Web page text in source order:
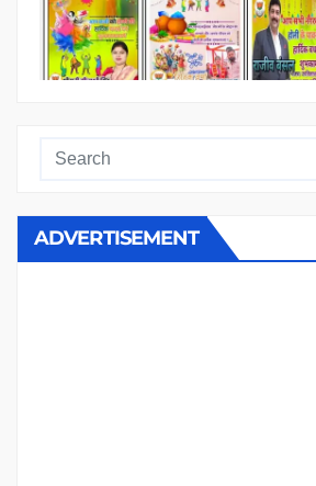
ADVERTISEMENT